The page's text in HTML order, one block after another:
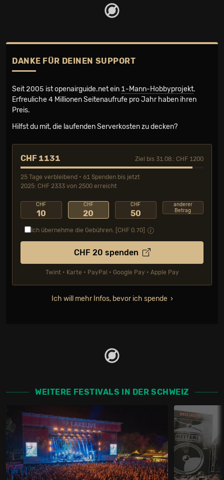
DANKE FÜR DEINEN SUPPORT
Seit 2005 ist openairguide.net ein 1-Mann-Hobbyprojekt.
Erfreuliche 4 Millionen Seiten­aufrufe pro Jahr haben ihren
Preis.
Hilfst du mit, die laufenden Serverkosten zu decken?
CHF 1131 Ziel bis 31.08.: CHF 1200
25 Tage verbleibend • 61 Spenden bis jetzt
2025: CHF 2333 von 2500 erreicht
CHF
10
CHF
20
CHF
50
anderer
Betrag
Ich übernehme die Gebühren. [CHF 0.70
CHF 20 spenden
Twint • Karte • PayPal • Google Pay • Apple Pay
Ich will mehr Infos, bevor ich spende
WEITERE FESTIVALS IN DER SCHWEIZ